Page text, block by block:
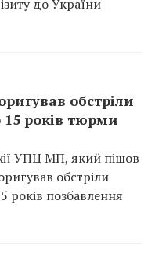
до України
обстріли
років тюрми
УПЦ МП, який пішов
обстріли
років позбавлення